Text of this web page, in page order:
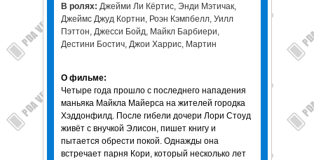
В ролях: Джейми Ли Кёртис, Энди Мэтичак,
Джеймс Джуд Кортни, Роэн Кэмпбелл, Уилл
Пэттон, Джесси Бойд, Майкл Барбиери,
Дестини Бостич, Джои Харрис, Мартин
О фильме:
Четыре года прошло с последнего нападения
маньяка Майкла Майерса на жителей городка
Хэддонфилд. После гибели дочери Лори Стоуд
живёт с внучкой Элисон, пишет книгу и
пытается обрести покой. Однажды она
встречает парня Кори, который несколько лет